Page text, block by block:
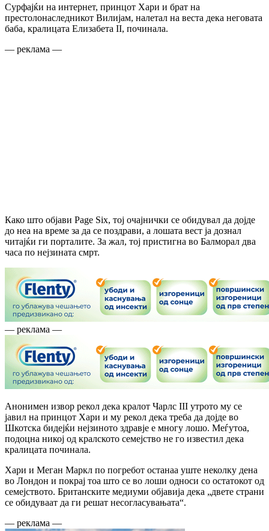
Сурфајќи на интернет, принцот Хари и брат на
престолонаследникот Вилијам, налетал на веста дека неговата
баба, кралицата Елизабета II, починала.
— реклама —
Како што објави Page Six, тој очајнички се обидувал да дојде
до неа на време за да се поздрави, а лошата вест ја дознал
читајќи ги порталите. За жал, тој пристигна во Балморал два
часа по нејзината смрт.
— реклама —
Анонимен извор рекол дека кралот Чарлс III утрото му се
јавил на принцот Хари и му рекол дека треба да дојде во
Шкотска бидејќи нејзиното здравје е многу лошо. Меѓутоа,
подоцна никој од кралското семејство не го известил дека
кралицата починала.
Хари и Меган Маркл по погребот останаа уште неколку дена
во Лондон и покрај тоа што се во лоши односи со остатокот од
семејството. Британските медиуми објавија дека „двете страни
се обидуваат да ги решат несогласувањата“.
— реклама —